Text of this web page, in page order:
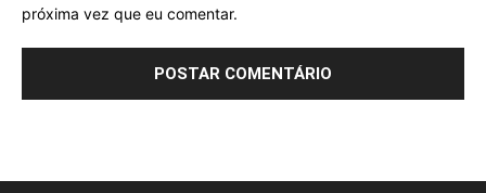
próxima vez que eu comentar.